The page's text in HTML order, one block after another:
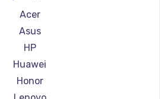
ноутбуков Aquarius
ноутбуков Gigabyte
ноутбуков Aorus
Maibenben
ноутбуков Getac
ноутбуков Epson
Acer
Asus
HP
Huawei
Honor